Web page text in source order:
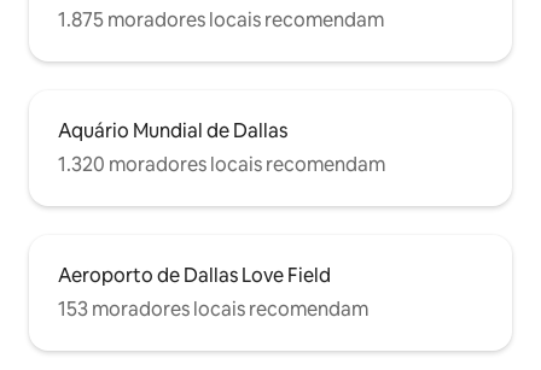
1.875 moradores locais recomendam
Aquário Mundial de Dallas
1.320 moradores locais recomendam
Aeroporto de Dallas Love Field
153 moradores locais recomendam